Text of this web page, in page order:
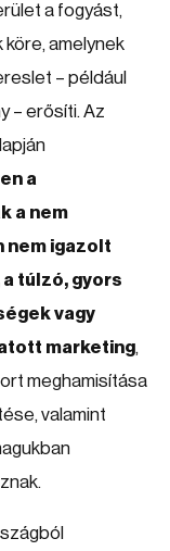
a fogyást,
amelynek
– például
– erősíti. Az
a
a nem
nem igazolt
túlzó, gyors
vagy
marketing,
meghamisítása
valamint